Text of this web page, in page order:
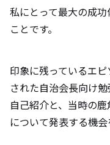
私にとって最大の成
ことです。
印象に残っているエ
された自治会長向け
自己紹介と、当時の
について発表する機会